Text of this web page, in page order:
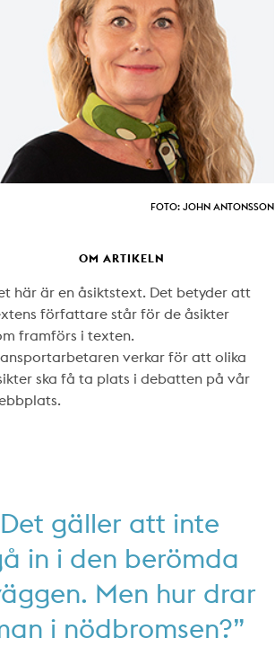
FOTO: JOHN ANTONSSON
OM ARTIKELN
här är en åsiktstext. Det betyder att
författare står för de åsikter
framförs i texten.
verkar för att olika
ska få ta plats i debatten på vår
gäller att inte
in i den berömda
Men hur drar
i nödbromsen?”